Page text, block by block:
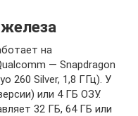
на
— Snapdragon
260 Silver, 1,8 ГГц). У
или 4 ГБ ОЗУ.
32 ГБ, 64 ГБ или